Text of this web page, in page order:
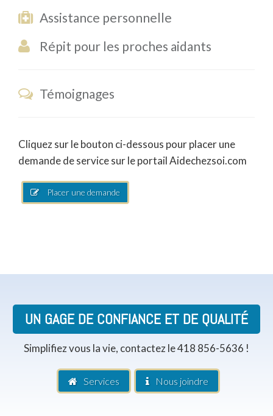
Assistance personnelle
Répit pour les proches aidants
Témoignages
Cliquez sur le bouton ci-dessous pour placer une
demande de service sur le portail Aidechezsoi.com
Placer une demande
UN GAGE DE CONFIANCE ET DE QUALITÉ
Simplifiez vous la vie, contactez le 418 856-5636 !
Services Nous joindre